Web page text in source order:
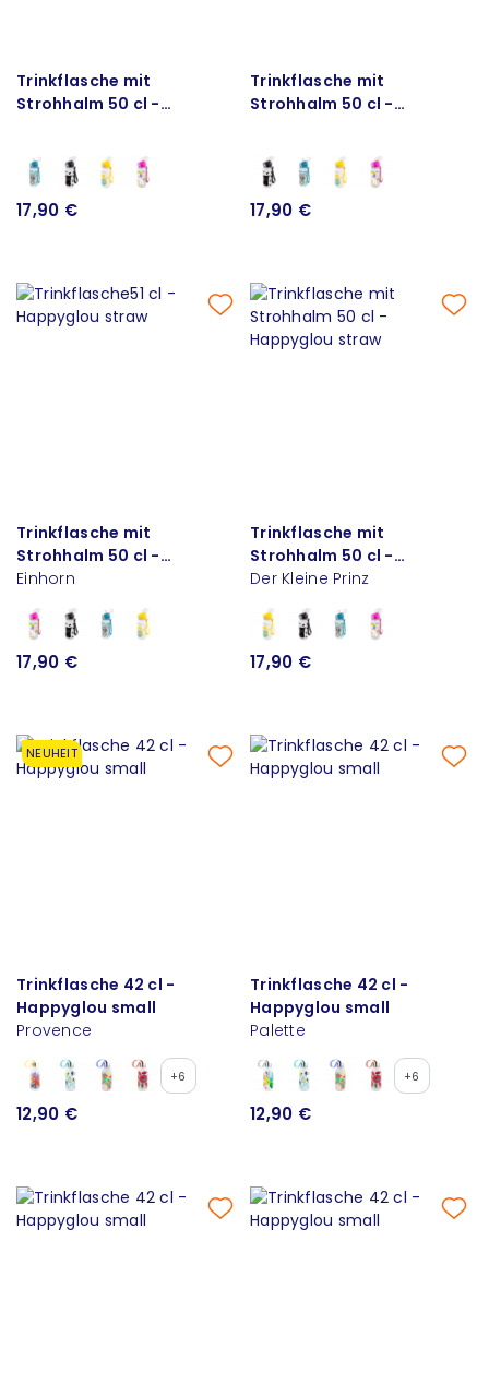
Trinkflasche mit
Strohhalm 50 cl -
17,90 €
Trinkflasche mit
Strohhalm 50 cl -
17,90 €
Trinkflasche mit
Strohhalm 50 cl -
Happyglou straw
Einhorn
17,90 €
Trinkflasche mit
Strohhalm 50 cl -
Happyglou straw
Der Kleine Prinz
17,90 €
NEUHEIT
Trinkflasche 42 cl -
Happyglou small
Provence
+6
12,90 €
Trinkflasche 42 cl -
Happyglou small
Palette
+6
12,90 €